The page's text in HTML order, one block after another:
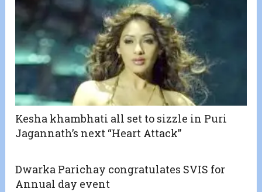
Kesha khambhati all set to sizzle in Puri
Jagannath’s next “Heart Attack”
Dwarka Parichay congratulates SVIS for
Annual day event